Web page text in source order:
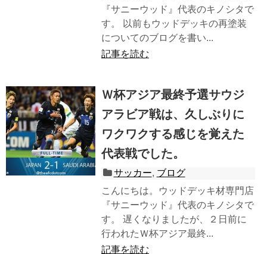
『サニーウッド』代表のキノシタで
す。 以前もウッドデッキの再塗装
についてのブログを書い...
記事を読む
Ｗ杯アジア最終予選サウジ
アラビア戦は、久しぶりに
ワクワクする感じを覚えた
代表戦でした。
サッカー, ブログ
こんにちは。ウッドデッキ材専門店
『サニーウッド』代表のキノシタで
す。 遅くなりましたが、２日前に
行われたＷ杯アジア最終...
記事を読む